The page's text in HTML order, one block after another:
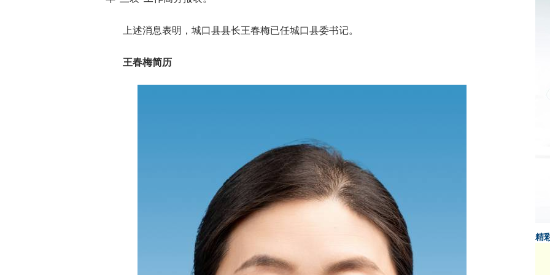
上述消息表明，城口县县长王春梅已任城口县委书记。
王春梅简历
精